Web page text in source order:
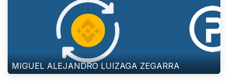
MIGUEL ALEJANDRO LUIZAGA ZEGARRA